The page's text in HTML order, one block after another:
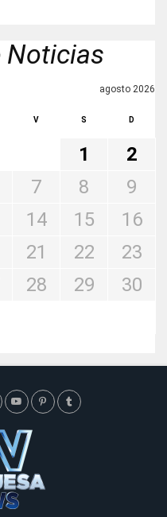
Noticias
agosto 2026
V S D
1
2
7 8
9
14 15
16
21 22
23
28 29
30